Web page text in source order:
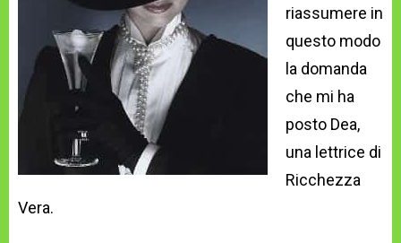
riassumere in
questo modo
la domanda
che mi ha
posto Dea,
una lettrice di
Ricchezza
Vera.